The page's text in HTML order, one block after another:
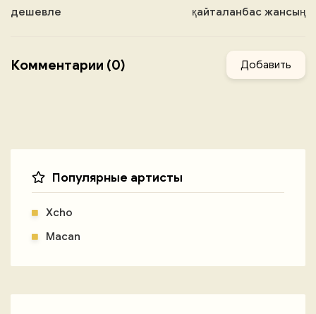
дешевле
қайталанбас жансың
Комментарии (0) Добавить
Популярные артисты
Xcho
Macan